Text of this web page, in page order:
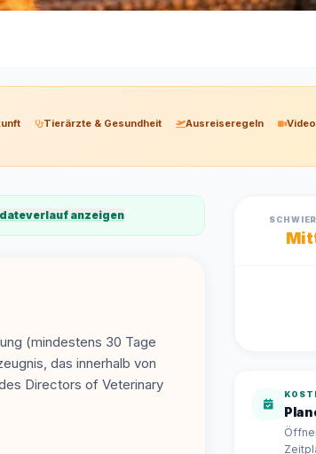
Tierärzte & Gesundheit Ausreiseregeln
anzeigen
(mindestens 30 Tage
das innerhalb von
Directors of Veterinary